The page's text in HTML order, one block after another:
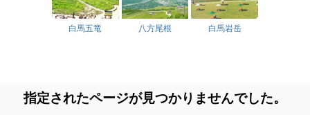
白馬五竜 八方尾根 白馬岩岳